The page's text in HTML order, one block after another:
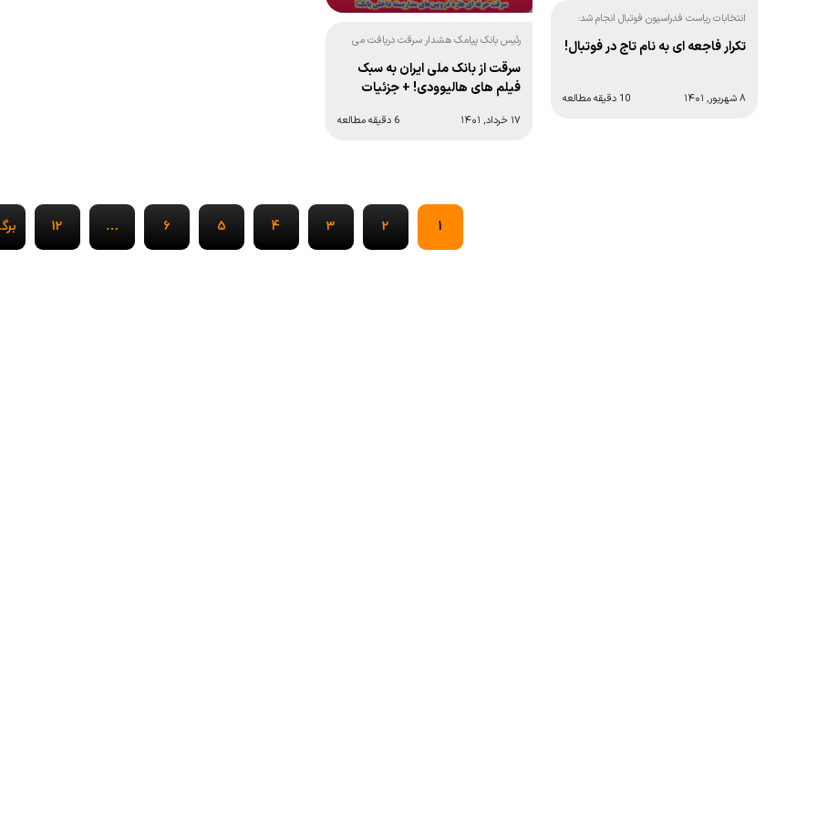
انتخابات ریاست فدراسیون فوتبال انجام شد:
تکرار فاجعه ای به نام تاج در فوتبال!
۸ شهریور, ۱۴۰۱ 10 دقیقه مطالعه
رئیس بانک پیامک هشدار سرقت دریافت می
سرقت از بانک ملی ایران به سبک
فیلم های هالیوودی! + جزئیات
۱۷ خرداد, ۱۴۰۱ 6 دقیقه مطالعه
1
2
3
4
5
6
…
12